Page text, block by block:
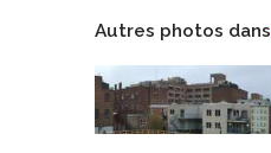
Autres photos dans